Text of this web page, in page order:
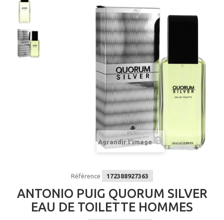
Agrandir l'image
Référence 172388927363
ANTONIO PUIG QUORUM SILVER
EAU DE TOILETTE HOMMES